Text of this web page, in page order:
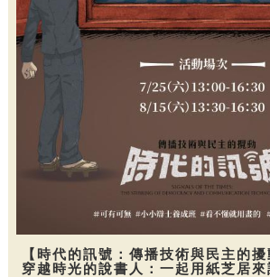
【時代的訊號：傳播技術與民主的
穿越時光的說書人：一起用紙芝居來